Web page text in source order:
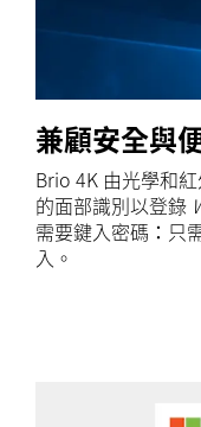
兼顧安全與
Brio 4K 由光學和
的面部識別以登錄
需要鍵入密碼：只
入。